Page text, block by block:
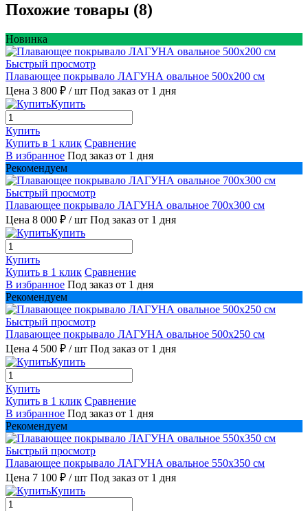
Похожие товары (8)
Новинка
Быстрый просмотр
Плавающее покрывало ЛАГУНА овальное 500х200 см
Цена 3 800 ₽ / шт Под заказ от 1 дня
Купить
Купить
Купить в 1 клик Сравнение
В избранное Под заказ от 1 дня
Рекомендуем
Быстрый просмотр
Плавающее покрывало ЛАГУНА овальное 700х300 см
Цена 8 000 ₽ / шт Под заказ от 1 дня
Купить
Купить
Купить в 1 клик Сравнение
В избранное Под заказ от 1 дня
Рекомендуем
Быстрый просмотр
Плавающее покрывало ЛАГУНА овальное 500х250 см
Цена 4 500 ₽ / шт Под заказ от 1 дня
Купить
Купить
Купить в 1 клик Сравнение
В избранное Под заказ от 1 дня
Рекомендуем
Быстрый просмотр
Плавающее покрывало ЛАГУНА овальное 550х350 см
Цена 7 100 ₽ / шт Под заказ от 1 дня
Купить